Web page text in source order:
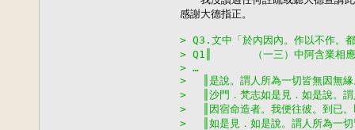
感謝大德指正。
> Q3.文中「於內因內。作以不作。
> Q1║　　　　（一三）中阿含業相
> …
> 　║是說。謂人所為一切皆無因無
> 　║沙門．梵志如是見．如是說。
> 　║因宿命造者。我便往彼。到已
> 　║如是見．如是說。謂人所為一